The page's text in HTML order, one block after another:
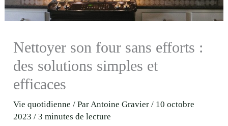
Nettoyer son four sans efforts :
des solutions simples et
efficaces
Vie quotidienne / ParAntoine Gravier/ 10 octobre
2023/3 minutes de lecture